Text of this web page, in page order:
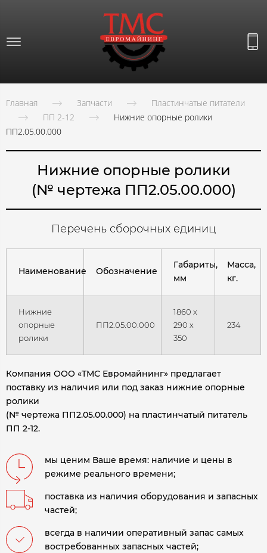
Главная Запчасти
Пластинчатые питатели
ПП 2-12
Нижние опорные ролики
ПП2.05.00.000
Нижние опорные ролики
(№ чертежа ПП2.05.00.000)
Перечень сборочных единиц
Наименование Обозначение
Габариты,
мм
Масса,
кг.
Нижние
опорные
ролики
ПП2.05.00.000
1860 х
290 х
350
234
Компания ООО «ТМС Евромайнинг» предлагает
поставку из наличия или под заказ нижние опорные
ролики
(№ чертежа ПП2.05.00.000) на пластинчатый питатель
ПП 2-12.
мы ценим Ваше время: наличие и цены в
режиме реального времени;
поставка из наличия оборудования и запасных
частей;
всегда в наличии оперативный запас самых
востребованных запасных частей;